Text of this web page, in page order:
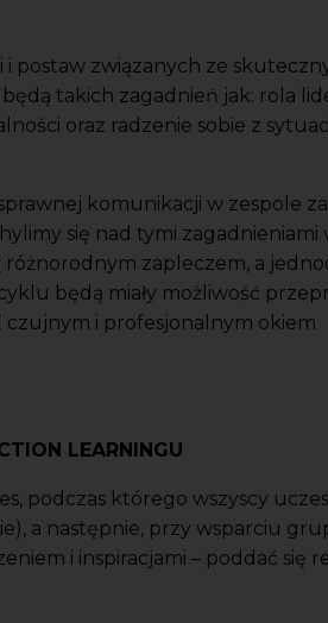
postaw związanych ze
takich zagadnień jak: rola
oraz radzenie sobie z
komunikacji w zespole za
się nad tymi zagadnieniami
zapleczem, a
będą miały możliwość
czujnym i profesjonalnym okiem
LEARNINGU
podczas którego wszyscy
a następnie, przy wsparciu
i inspiracjami – poddać się